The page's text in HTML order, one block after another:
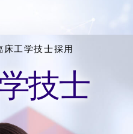
床工学技士採用
技士